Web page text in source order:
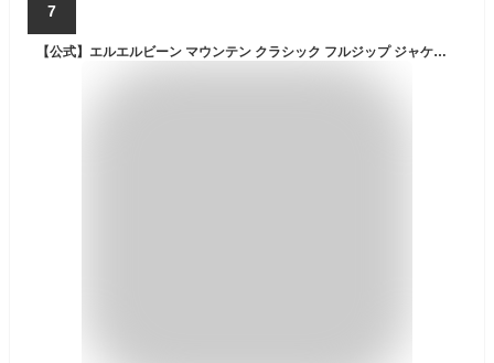
7
【公式】エルエルビーン マウンテン クラシック フルジップ ジャケット | マウンテンパーカー アウター シェルジャケット ウィメンズ レディース アウトドア ブランド l.l.bean llbean llビーン llbeen ウィンドブレーカー